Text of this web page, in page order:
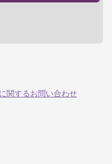
関するお問い合わせ